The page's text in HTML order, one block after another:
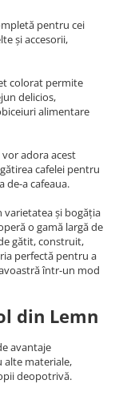
pentru cei
și accesorii,
colorat permite
delicios,
alimentare
adora acest
cafelei pentru
de-a cafeaua.
varietatea și bogăția
o gamă largă de
gătit, construit,
perfectă pentru a
într-un mod
din Lemn
avantaje
alte materiale,
deopotrivă.